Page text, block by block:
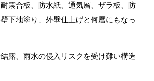
震合板、防水紙、通気層、ザラ板、防
下地塗り、外壁仕上げと何層にもなっ
露、雨水の侵入リスクを受け難い構造